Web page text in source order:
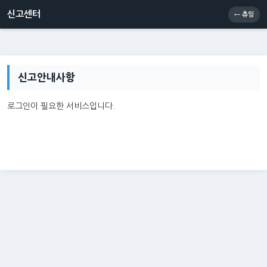
신고센터 메인
신고센터 ← 츄잉
신고안내사항
로그인이 필요한 서비스입니다.